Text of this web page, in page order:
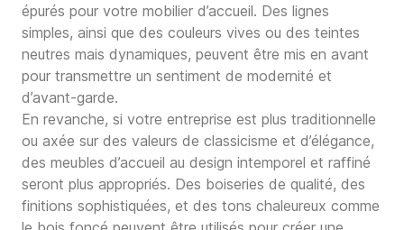
épurés pour votre mobilier d’accueil. Des lignes
simples, ainsi que des couleurs vives ou des teintes
neutres mais dynamiques, peuvent être mis en avant
pour transmettre un sentiment de modernité et
d’avant-garde.
En revanche, si votre entreprise est plus traditionnelle
ou axée sur des valeurs de classicisme et d’élégance,
des meubles d’accueil au design intemporel et raffiné
seront plus appropriés. Des boiseries de qualité, des
finitions sophistiquées, et des tons chaleureux comme